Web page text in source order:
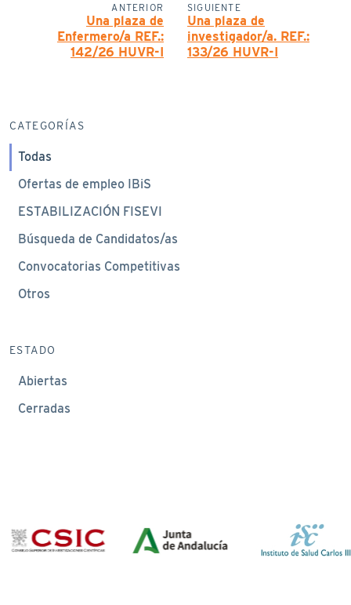
ANTERIOR
Una plaza de
Enfermero/a REF.:
142/26 HUVR-I
SIGUIENTE
Una plaza de
investigador/a. REF.:
133/26 HUVR-I
CATEGORÍAS
Todas
Ofertas de empleo IBiS
ESTABILIZACIÓN FISEVI
Búsqueda de Candidatos/as
Convocatorias Competitivas
Otros
ESTADO
Abiertas
Cerradas